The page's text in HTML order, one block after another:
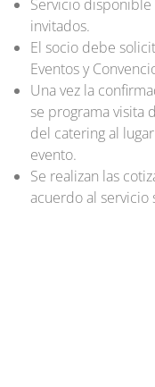
Servicio
invitados.
El socio debe
Eventos y
Una vez la
se programa visita
del catering al
evento.
Se realizan las
acuerdo al servicio